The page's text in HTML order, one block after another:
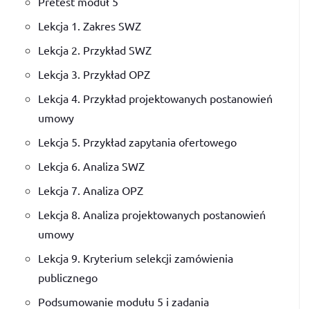
Lekcja 1. Zakres SWZ
Lekcja 2. Przykład SWZ
Lekcja 3. Przykład OPZ
Lekcja 4. Przykład projektowanych postanowień
umowy
Lekcja 5. Przykład zapytania ofertowego
Lekcja 6. Analiza SWZ
Lekcja 7. Analiza OPZ
Lekcja 8. Analiza projektowanych postanowień
umowy
Lekcja 9. Kryterium selekcji zamówienia
publicznego
Podsumowanie modułu 5 i zadania